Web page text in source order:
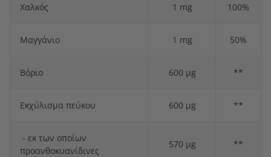
Χαλκός 1 mg 100%
Μαγγάνιο 1 mg 50%
Βόριο 600 µg **
Εκχύλισμα πεύκου 600 µg **
- εκ των οποίων
προανθοκυανίδινες
570 µg **